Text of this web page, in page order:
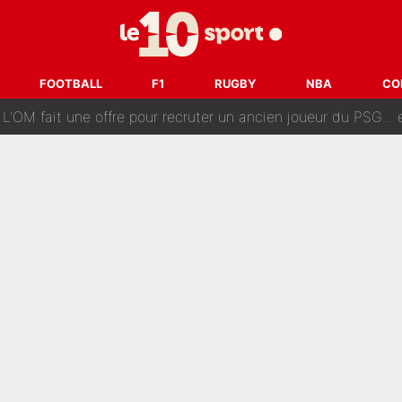
FOOTBALL F1 RUGBY NBA
annonce un premier problème pour Zinedine Zidane en
et va entrer dans une nouvelle dimension :
fait une offre pour recruter un ancien joueur du